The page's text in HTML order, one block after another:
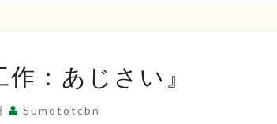
：あじさい』
Sumototcbn